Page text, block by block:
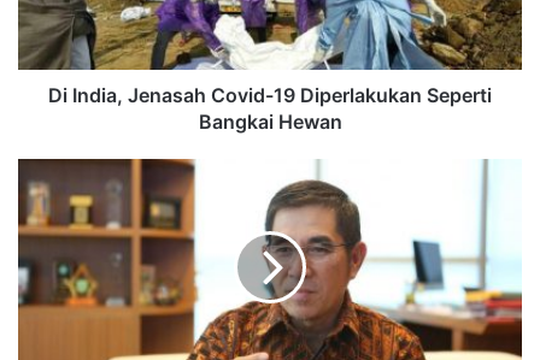
Di India, Jenasah Covid-19 Diperlakukan Seperti
Bangkai Hewan